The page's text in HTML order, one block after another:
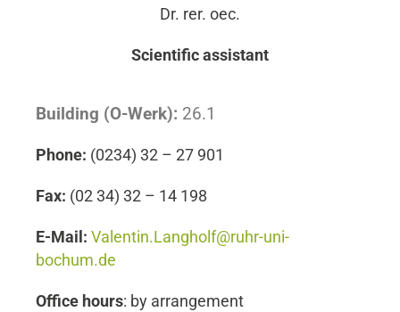
Dr. rer. oec.
Scientific assistant
Building (O-Werk): 26.1
Phone: (0234) 32 – 27 901
Fax: (02 34) 32 – 14 198
E-Mail: Valentin.Langholf@ruhr-uni-
bochum.de
Office hours: by arrangement